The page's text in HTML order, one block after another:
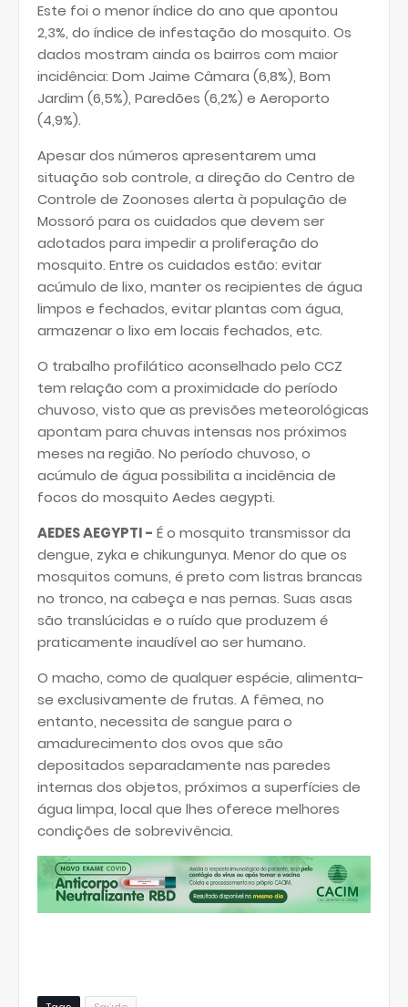
Este foi o menor índice do ano que apontou
2,3%, do índice de infestação do mosquito. Os
dados mostram ainda os bairros com maior
incidência: Dom Jaime Câmara (6,8%), Bom
Jardim (6,5%), Paredões (6,2%) e Aeroporto
(4,9%).
Apesar dos números apresentarem uma
situação sob controle, a direção do Centro de
Controle de Zoonoses alerta à população de
Mossoró para os cuidados que devem ser
adotados para impedir a proliferação do
mosquito. Entre os cuidados estão: evitar
acúmulo de lixo, manter os recipientes de água
limpos e fechados, evitar plantas com água,
armazenar o lixo em locais fechados, etc.
O trabalho profilático aconselhado pelo CCZ
tem relação com a proximidade do período
chuvoso, visto que as previsões meteorológicas
apontam para chuvas intensas nos próximos
meses na região. No período chuvoso, o
acúmulo de água possibilita a incidência de
focos do mosquito Aedes aegypti.
AEDES AEGYPTI - É o mosquito transmissor da
dengue, zyka e chikungunya. Menor do que os
mosquitos comuns, é preto com listras brancas
no tronco, na cabeça e nas pernas. Suas asas
são translúcidas e o ruído que produzem é
praticamente inaudível ao ser humano.
O macho, como de qualquer espécie, alimenta-
se exclusivamente de frutas. A fêmea, no
entanto, necessita de sangue para o
amadurecimento dos ovos que são
depositados separadamente nas paredes
internas dos objetos, próximos a superfícies de
água limpa, local que lhes oferece melhores
condições de sobrevivência.